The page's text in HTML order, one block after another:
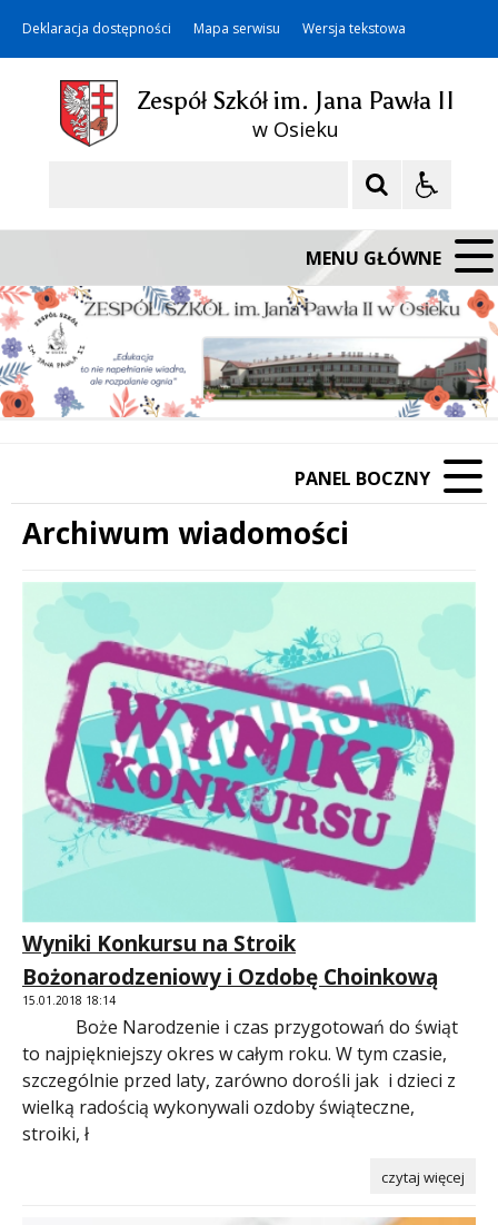
Deklaracja dostępności Mapa serwisu Wersja tekstowa
Zespół Szkół im. Jana Pawła II
w Osieku
MENU GŁÓWNE
PANEL BOCZNY
Archiwum wiadomości
Treść
Wyniki Konkursu na Stroik
Bożonarodzeniowy i Ozdobę Choinkową
15.01.2018 18:14
Boże Narodzenie i czas przygotowań do świąt
to najpiękniejszy okres w całym roku. W tym czasie,
szczególnie przed laty, zarówno dorośli jak i dzieci z
wielką radością wykonywali ozdoby świąteczne,
stroiki, ł
czytaj więcej